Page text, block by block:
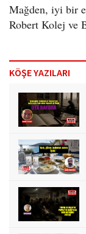
Mağden, iyi bir
Robert Kolej ve
KÖŞE YAZILARI